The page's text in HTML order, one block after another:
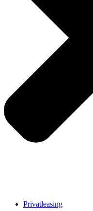
Privatleasing